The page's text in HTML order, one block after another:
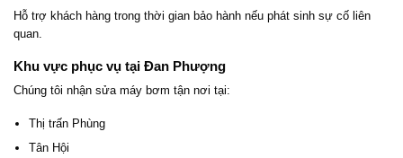
Hỗ trợ khách hàng trong thời gian bảo hành nếu phát sinh sự cố liên
quan.
Khu vực phục vụ tại Đan Phượng
Chúng tôi nhận sửa máy bơm tận nơi tại:
Thị trấn Phùng
Tân Hội